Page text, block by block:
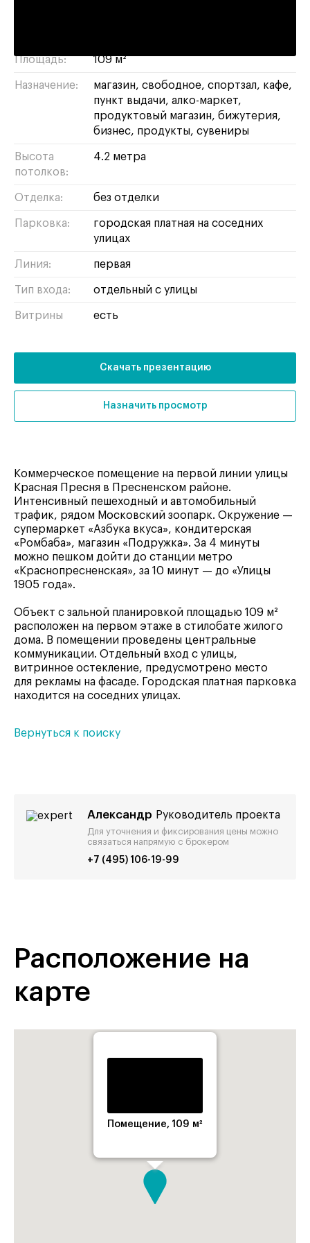
Площадь: 109 м²
Назначение: магазин свободное спортзал
кафе
пункт выдачи алко-маркет
продуктовый магазин бижутерия
бизнес
продукты сувениры
Высота
потолков:
4.2 метра
Отделка: без отделки
Парковка:
городская платная на соседних
улицах
Линия: первая
Тип входа: отдельный с улицы
Витрины есть
Скачать презентацию
Назначить просмотр
Коммерческое помещение на первой линии улицы
Красная Пресня в Пресненском районе.
Интенсивный пешеходный и автомобильный
трафик, рядом Московский зоопарк. Окружение —
супермаркет «Азбука вкуса», кондитерская
«Ромбаба», магазин «Подружка». За 4 минуты
можно пешком дойти до станции метро
«Краснопресненская», за 10 минут — до «Улицы
1905 года».
Объект с зальной планировкой площадью 109 м²
расположен на первом этаже в стилобате жилого
дома. В помещении проведены центральные
коммуникации. Отдельный вход с улицы,
витринное остекление, предусмотрено место
для рекламы на фасаде. Городская платная парковка
находится на соседних улицах.
Вернуться к поиску
Александр Руководитель проекта
Для уточнения и фиксирования цены можно
связаться напрямую с брокером
+7 (495) 106-19-99
Расположение на
карте
Помещение, 109 м²